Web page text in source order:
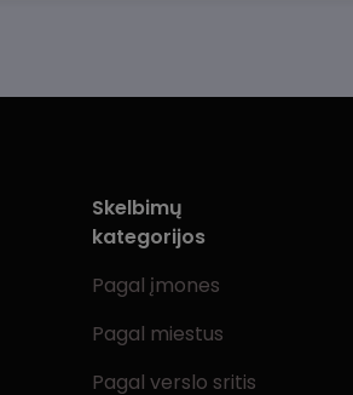
Skelbimų
kategorijos
Pagal įmones
Pagal miestus
Pagal verslo sritis